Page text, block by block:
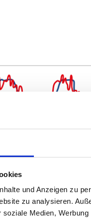
und Anzeigen zu
zu analysieren.
Medien,